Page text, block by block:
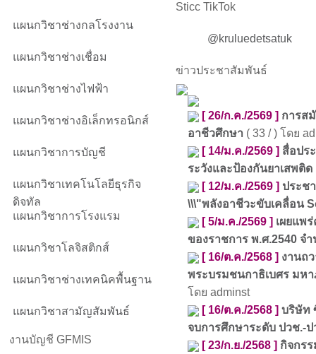
แผนกวิชาช่างกลโรงงาน
แผนกวิชาช่างเชื่อม
แผนกวิชาช่างไฟฟ้า
แผนกวิชาช่างอิเล็กทรอนิกส์
แผนกวิชาการบัญชี
แผนกวิชาเทคโนโลยีธุรกิจ
ดิจทัล
แผนกวิชาการโรงแรม
แผนกวิชาโลจิสติกส์
แผนกวิชาช่างเทคนิคพื้นฐาน
แผนกวิชาสามัญสัมพันธ์
งานบัญชี GFMIS
Sticc TikTok
@kruluedetsatuk
ข่าวประชาสัมพันธ์
[ 26/ก.ค./2569 ] การส
อาชีวศึกษา ( 33 / ) โดย
[ 14/ม.ค./2569 ] สื่อปร
ระวังและป้องกันยาเสพติด
[ 12/ม.ค./2569 ] ประช
\\\"พลังอาชีวะขับเคลื่อน
[ 5/ม.ค./2569 ] เผยแพ
ของราชการ พ.ศ.2540 จำ
[ 16/ต.ค./2568 ] งานถ
พระบรมชนกาธิเบศร มห
โดย adminst
[ 16/ต.ค./2568 ] บริษัท
จบการศึกษาระดับ ปวช.-ป
[ 23/ก.ย./2568 ] กิจกร